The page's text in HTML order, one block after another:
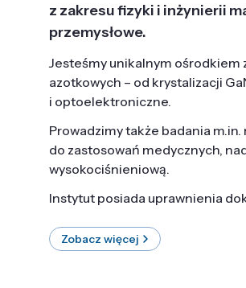
z zakresu fizyki i inżynierii
przemysłowe.
Jesteśmy unikalnym ośrodkiem
azotkowych – od krystalizacji
i optoelektroniczne.
Prowadzimy także badania
do zastosowań medycznych,
wysokociśnieniową.
Instytut posiada uprawnienia
Zobacz więcej